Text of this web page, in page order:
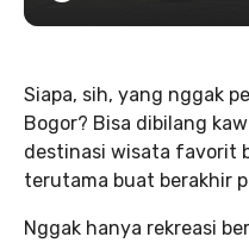
Siapa, sih, yang nggak
Bogor? Bisa dibilang
destinasi wisata favorit
terutama buat berakhir
Nggak hanya rekreasi